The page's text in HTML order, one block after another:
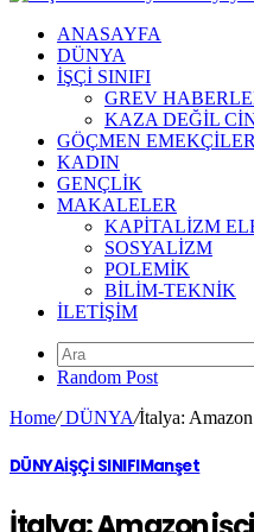
ANASAYFA
DÜNYA
İŞÇİ SINIFI
GREV
KAZA DEĞİL
GÖÇMEN EMEKÇİLER
KADIN
GENÇLİK
MAKALELER
KAPİTALİZM
SOSYALİZM
POLEMİK
BİLİM-TEKNİK
ILETIŞIM
Random Post
Home/DÜNYA/İtalya:
DÜNYAİŞÇİ SINIFIManşet